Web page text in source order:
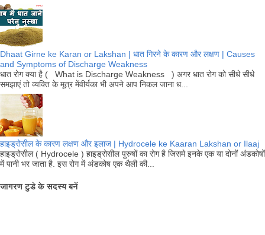
Dhaat Girne ke Karan or Lakshan | धात गिरने के कारण और लक्षण | Causes
and Symptoms of Discharge Weakness
धात रोग क्या है ( What is Discharge Weakness ) अगर धात रोग को सीधे सीधे
समझाएं तो व्यक्ति के मूत्र मेंवीर्यका भी अपने आप निकल जाना ध...
हाइड्रोसील के कारण लक्षण और इलाज | Hydrocele ke Kaaran Lakshan or Ilaaj
हाइड्रोसील ( Hydrocele ) हाइड्रोसील पुरुषों का रोग है जिसमे इनके एक या दोनों अंडकोषों
में पानी भर जाता है. इस रोग में अंडकोष एक थैली की...
जागरण टुडे के सदस्य बनें